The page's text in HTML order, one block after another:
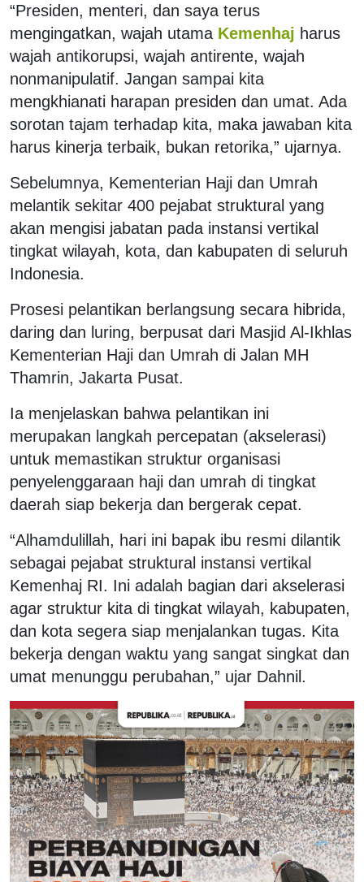
“Presiden, menteri, dan saya terus
mengingatkan, wajah utama Kemenhaj harus
wajah antikorupsi, wajah antirente, wajah
nonmanipulatif. Jangan sampai kita
mengkhianati harapan presiden dan umat. Ada
sorotan tajam terhadap kita, maka jawaban kita
harus kinerja terbaik, bukan retorika,” ujarnya.
Sebelumnya, Kementerian Haji dan Umrah
melantik sekitar 400 pejabat struktural yang
akan mengisi jabatan pada instansi vertikal
tingkat wilayah, kota, dan kabupaten di seluruh
Indonesia.
Prosesi pelantikan berlangsung secara hibrida,
daring dan luring, berpusat dari Masjid Al-Ikhlas
Kementerian Haji dan Umrah di Jalan MH
Thamrin, Jakarta Pusat.
Ia menjelaskan bahwa pelantikan ini
merupakan langkah percepatan (akselerasi)
untuk memastikan struktur organisasi
penyelenggaraan haji dan umrah di tingkat
daerah siap bekerja dan bergerak cepat.
“Alhamdulillah, hari ini bapak ibu resmi dilantik
sebagai pejabat struktural instansi vertikal
Kemenhaj RI. Ini adalah bagian dari akselerasi
agar struktur kita di tingkat wilayah, kabupaten,
dan kota segera siap menjalankan tugas. Kita
bekerja dengan waktu yang sangat singkat dan
umat menunggu perubahan,” ujar Dahnil.